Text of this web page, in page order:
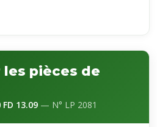
les pièces de
FD 13.09 — N° LP 2081